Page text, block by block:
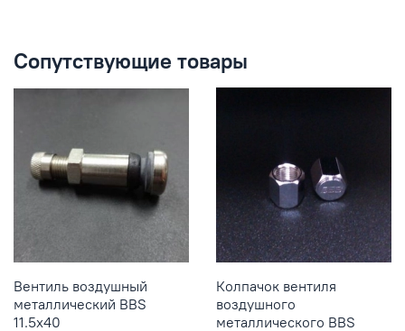
Сопутствующие товары
Вентиль воздушный
металлический BBS
11.5x40
Колпачок вентиля
воздушного
металлического BBS